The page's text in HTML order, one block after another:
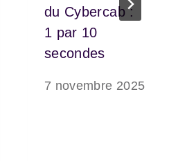
du Cybercab :
1 par 10
secondes
7 novembre 2025